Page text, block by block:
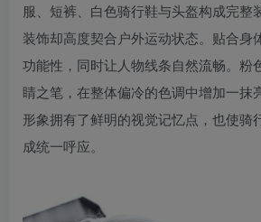
服、短裤、白色骑行鞋与头盔构成完整
装饰却高度契合户外运动状态。贴合身
功能性，同时让人物线条自然流畅。粉
睛之笔，在整体偏冷的色调中增加一抹
形象拥有了鲜明的视觉记忆点，也使骑
成统一呼应。